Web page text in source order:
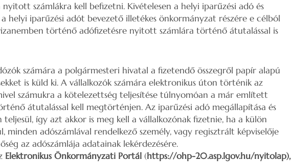
számlákra kell befizetni. Kivételesen a helyi iparűzési adó és
helyi iparűzési adót bevezető illetékes önkormányzat részére e célból
történő adófizetésre nyitott számlára történő átutalással is
számára a polgármesteri hivatal a fizetendő összegről papír alapú
is küld ki. A vállalkozók számára elektronikus úton történik az
számukra a kötelezettség teljesítése túlnyomóan a már említett
átutalással kell megtörténjen. Az iparűzési adó megállapítása és
teljesül, így azt akkor is meg kell a vállalkozónak fizetnie, ha a külön
minden adószámlával rendelkező személy, vagy regisztrált képviselője
az adószámlája adatainak lekérdezésére.
Elektronikus Önkormányzati Portál(https://ohp-20.asp.lgov.hu/nyitolap),